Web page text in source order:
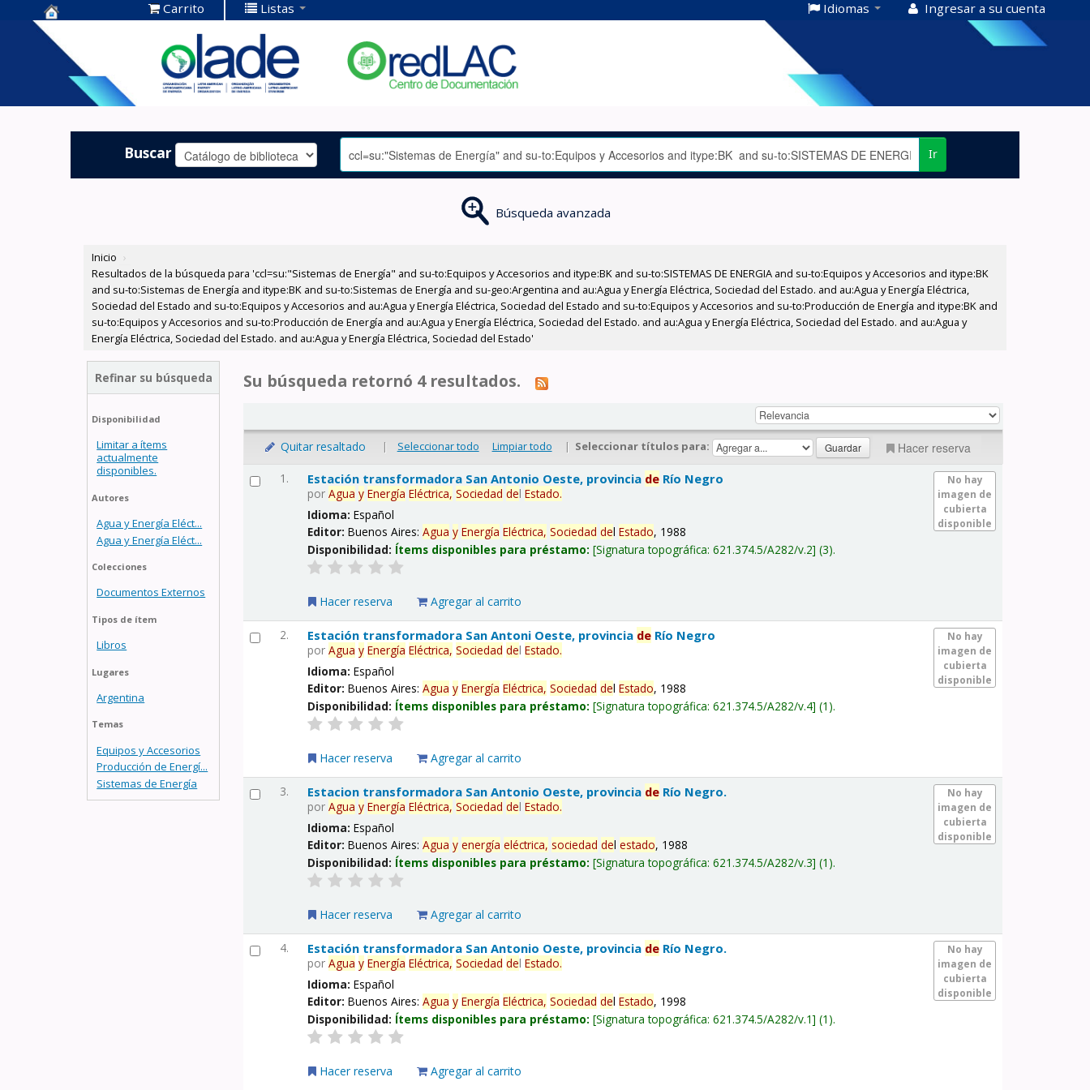
Centro de
Documentación
OLADE -
Carrito Listas Idiomas Ingresar a su cuenta
Buscar Ir
Búsqueda avanzada
Inicio ›
Resultados de la búsqueda para 'ccl=su:"Sistemas de Energía" and su-to:Equipos y Accesorios and itype:BK and su-to:SISTEMAS DE ENERGIA and su-to:Equipos y Accesorios and itype:BK
and su-to:Sistemas de Energía and itype:BK and su-to:Sistemas de Energía and su-geo:Argentina and au:Agua y Energía Eléctrica, Sociedad del Estado. and au:Agua y Energía Eléctrica,
Sociedad del Estado and su-to:Equipos y Accesorios and au:Agua y Energía Eléctrica, Sociedad del Estado and su-to:Equipos y Accesorios and su-to:Producción de Energía and itype:BK and
su-to:Equipos y Accesorios and su-to:Producción de Energía and au:Agua y Energía Eléctrica, Sociedad del Estado. and au:Agua y Energía Eléctrica, Sociedad del Estado. and au:Agua y
Energía Eléctrica, Sociedad del Estado. and au:Agua y Energía Eléctrica, Sociedad del Estado'
Refinar su búsqueda
Disponibilidad
Limitar a ítems
actualmente
disponibles.
Autores
Agua y Energía Eléct...
Agua y Energía Eléct...
Colecciones
Documentos Externos
Tipos de ítem
Libros
Lugares
Argentina
Temas
Equipos y Accesorios
Producción de Energí...
Sistemas de Energía
Su búsqueda retornó 4 resultados.
Quitar resaltado | Seleccionar todo Limpiar todo | Seleccionar títulos para: Hacer reserva
1.
No hay
imagen de
cubierta
disponible
Estación transformadora San Antonio Oeste, provincia de Río Negro
porAgua y Energía Eléctrica, Sociedad delEstado.
Idioma:Español
Editor:Buenos Aires:Agua y Energía Eléctrica, Sociedad delEstado, 1988
Disponibilidad: Ítems disponibles para préstamo: Signatura topográfica:621.374.5/A282/v.2 (3).
Hacer reserva Agregar al carrito
2.
No hay
imagen de
cubierta
disponible
Estación transformadora San Antoni Oeste, provincia de Río Negro
porAgua y Energía Eléctrica, Sociedad delEstado.
Idioma:Español
Editor:Buenos Aires:Agua y Energía Eléctrica, Sociedad delEstado, 1988
Disponibilidad: Ítems disponibles para préstamo: Signatura topográfica:621.374.5/A282/v.4 (1).
Hacer reserva Agregar al carrito
3.
No hay
imagen de
cubierta
disponible
Estacion transformadora San Antonio Oeste, provincia de Río Negro.
porAgua y Energía Eléctrica, Sociedad delEstado.
Idioma:Español
Editor:Buenos Aires:Agua y energía eléctrica, sociedad delestado, 1988
Disponibilidad: Ítems disponibles para préstamo: Signatura topográfica:621.374.5/A282/v.3 (1).
Hacer reserva Agregar al carrito
4.
No hay
imagen de
cubierta
disponible
Estación transformadora San Antonio Oeste, provincia de Río Negro.
porAgua y Energía Eléctrica, Sociedad delEstado.
Idioma:Español
Editor:Buenos Aires:Agua y Energía Eléctrica, Sociedad delEstado, 1998
Disponibilidad: Ítems disponibles para préstamo: Signatura topográfica:621.374.5/A282/v.1 (1).
Hacer reserva Agregar al carrito